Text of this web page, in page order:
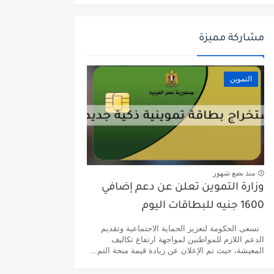
مشاركة مميزة
التموين
منذ بضع شهور
وزارة التموين تعلن عن دعم إضافي
1600 جنيه للبطاقات اليوم
تسعى الحكومة لتعزيز الحماية الاجتماعية وتقديم
الدعم اللازم للمواطنين لمواجهة ارتفاع تكاليف
المعيشة، حيث تم الإعلان عن زيادة قيمة منحة التم...